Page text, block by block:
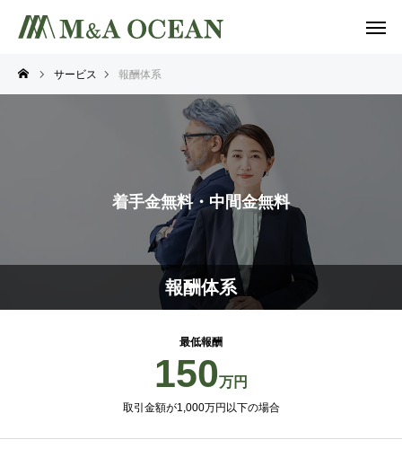
サービス 報酬体系
報酬体系
着手金無料・中間金無料
最低報酬
150万円
取引金額が1,000万円以下の場合